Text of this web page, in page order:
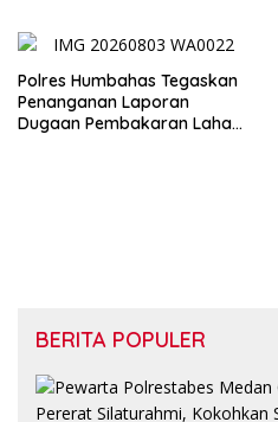
Polres Humbahas Tegaskan
Penanganan Laporan
Dugaan Pembakaran Lahan
BERITA POPULER